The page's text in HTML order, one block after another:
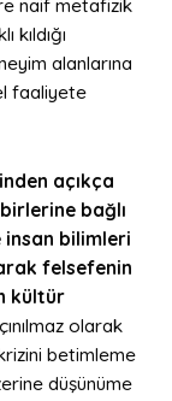
naif metafizik
kıldığı
alanlarına
faaliyete
açıkça
bağlı
insan bilimleri
felsefenin
kültür
olarak
betimleme
düşünüme